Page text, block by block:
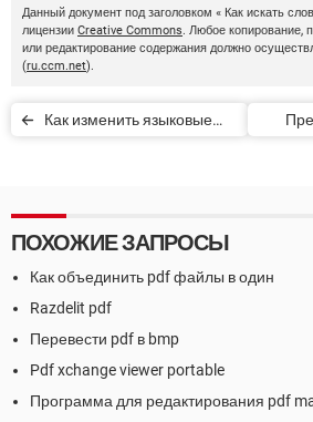
Данный документ под заголовком « Как искать
лицензии Creative Commons. Любое копирование,
или редактирование содержания должно
(ru.ccm.net).
Как изменить языковые
ПОХОЖИЕ ЗАПРОСЫ
Как объединить pdf файлы в один
Razdelit pdf
Перевести pdf в bmp
Pdf xchange viewer portable
Программа для редактирования pdf